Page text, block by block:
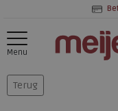
Menu
Terug